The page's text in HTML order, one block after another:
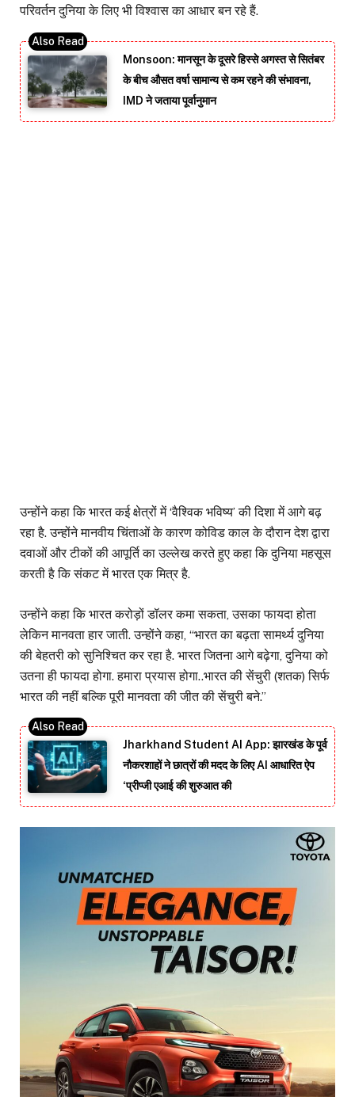
परिवर्तन दुनिया के लिए भी विश्वास का आधार बन रहे हैं.
Monsoon: मानसून के दूसरे हिस्से अगस्त से सितंबर
के बीच औसत वर्षा सामान्य से कम रहने की संभावना,
IMD ने जताया पूर्वानुमान
उन्होंने कहा कि भारत कई क्षेत्रों में ‘वैश्विक भविष्य’ की दिशा में आगे बढ़
रहा है. उन्होंने मानवीय चिंताओं के कारण कोविड काल के दौरान देश द्वारा
दवाओं और टीकों की आपूर्ति का उल्लेख करते हुए कहा कि दुनिया महसूस
करती है कि संकट में भारत एक मित्र है.
उन्होंने कहा कि भारत करोड़ों डॉलर कमा सकता, उसका फायदा होता
लेकिन मानवता हार जाती. उन्होंने कहा, ‘‘भारत का बढ़ता सामर्थ्य दुनिया
की बेहतरी को सुनिश्चित कर रहा है. भारत जितना आगे बढ़ेगा, दुनिया को
उतना ही फायदा होगा. हमारा प्रयास होगा..भारत की सेंचुरी (शतक) सिर्फ
भारत की नहीं बल्कि पूरी मानवता की जीत की सेंचुरी बने.’’
Jharkhand Student AI App: झारखंड के पूर्व
नौकरशाहों ने छात्रों की मदद के लिए AI आधारित ऐप
‘प्रीप्जी एआई की शुरुआत की